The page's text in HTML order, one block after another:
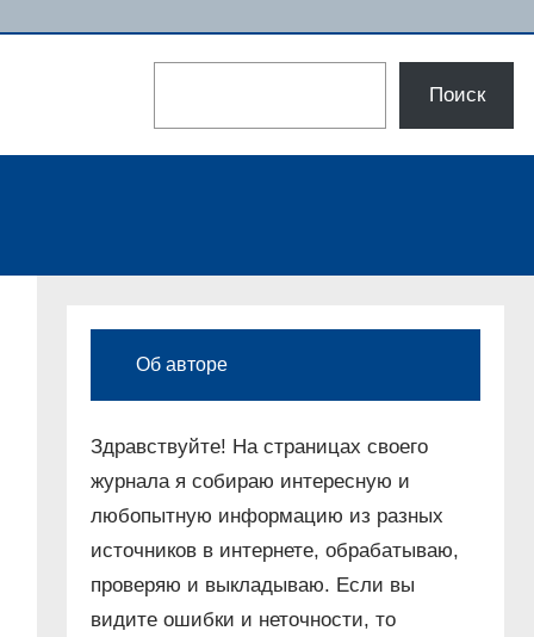
Поиск
Об авторе
Здравствуйте! На страницах своего
журнала я собираю интересную и
любопытную информацию из разных
источников в интернете, обрабатываю,
проверяю и выкладываю. Если вы
видите ошибки и неточности, то